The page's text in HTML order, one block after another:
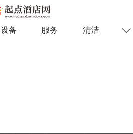
设备 服务 清洁